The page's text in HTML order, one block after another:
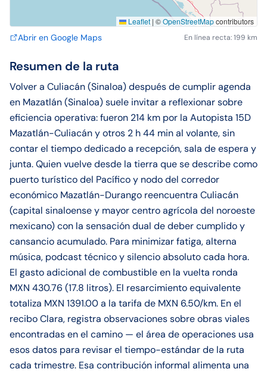
Leaflet | ©OpenStreetMapcontributors
Abrir en Google Maps En línea recta: 199 km
Resumen de la ruta
Volver a Culiacán (Sinaloa) después de cumplir agenda
en Mazatlán (Sinaloa) suele invitar a reflexionar sobre
eficiencia operativa: fueron 214 km por la Autopista 15D
Mazatlán-Culiacán y otros 2 h 44 min al volante, sin
contar el tiempo dedicado a recepción, sala de espera y
junta. Quien vuelve desde la tierra que se describe como
puerto turístico del Pacífico y nodo del corredor
económico Mazatlán-Durango reencuentra Culiacán
(capital sinaloense y mayor centro agrícola del noroeste
mexicano) con la sensación dual de deber cumplido y
cansancio acumulado. Para minimizar fatiga, alterna
música, podcast técnico y silencio absoluto cada hora.
El gasto adicional de combustible en la vuelta ronda
MXN 430.76 (17.8 litros). El resarcimiento equivalente
totaliza MXN 1391.00 a la tarifa de MXN 6.50/km. En el
recibo Clara, registra observaciones sobre obras viales
encontradas en el camino — el área de operaciones usa
esos datos para revisar el tiempo-estándar de la ruta
cada trimestre. Esa contribución informal alimenta una